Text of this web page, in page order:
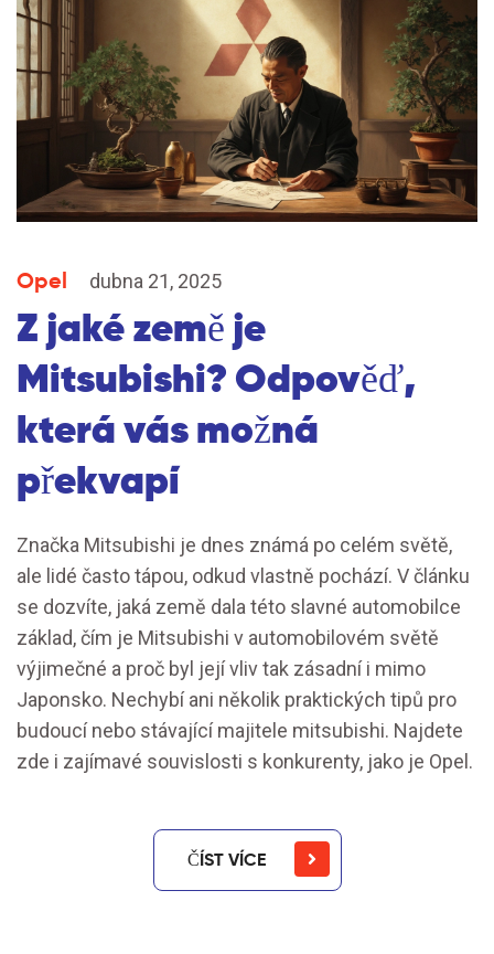
Opel dubna 21, 2025
Z jaké země je
Mitsubishi? Odpověď,
která vás možná
překvapí
Značka Mitsubishi je dnes známá po celém světě,
ale lidé často tápou, odkud vlastně pochází. V článku
se dozvíte, jaká země dala této slavné automobilce
základ, čím je Mitsubishi v automobilovém světě
výjimečné a proč byl její vliv tak zásadní i mimo
Japonsko. Nechybí ani několik praktických tipů pro
budoucí nebo stávající majitele mitsubishi. Najdete
zde i zajímavé souvislosti s konkurenty, jako je Opel.
ČÍST VÍCE